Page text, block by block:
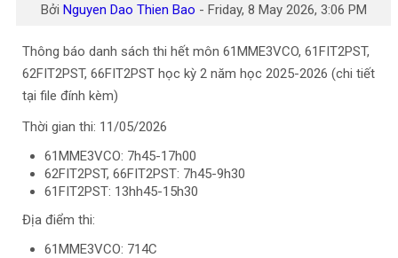
BởiNguyen Dao Thien Bao -Friday, 8 May 2026, 3:06 PM
Thông báo danh sách thi hết môn 61MME3VCO, 61FIT2PST,
62FIT2PST, 66FIT2PST học kỳ 2 năm học 2025-2026 (chi tiết
tại file đính kèm)
Thời gian thi: 11/05/2026
61MME3VCO: 7h45-17h00
62FIT2PST, 66FIT2PST: 7h45-9h30
61FIT2PST: 13hh45-15h30
Địa điểm thi:
61MME3VCO: 714C